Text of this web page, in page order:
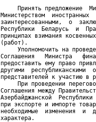
Принять предложение
Министерством
заинтересованными,  о
Республики  Беларусь  и
принципах взимания
(работ).
Уполномочить на
Соглашения   Министра
предоставить ему право
другими  республиканскими
представителей к участию в
При проведении
Соглашения между
Азербайджанской
при экспорте и импорте
необходимые  изменения  и
характера.